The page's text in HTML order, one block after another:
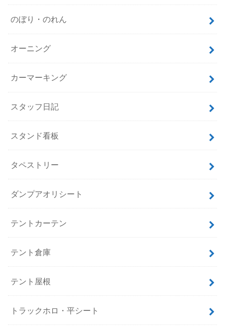
のぼり・のれん
オーニング
カーマーキング
スタッフ日記
スタンド看板
タペストリー
ダンプアオリシート
テントカーテン
テント倉庫
テント屋根
トラックホロ・平シート